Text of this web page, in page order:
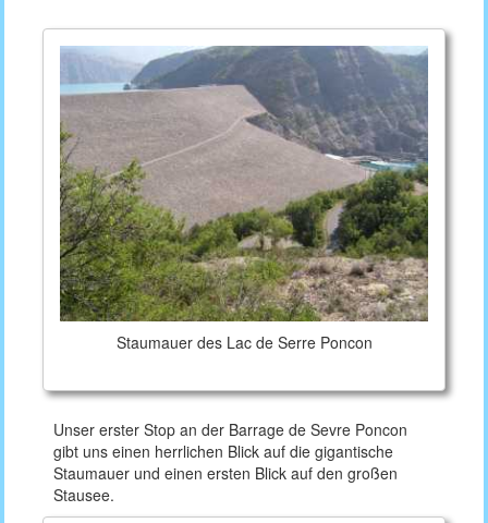
Staumauer des Lac de Serre Poncon
Unser erster Stop an der Barrage de Sevre Poncon
gibt uns einen herrlichen Blick auf die gigantische
Staumauer und einen ersten Blick auf den großen
Stausee.